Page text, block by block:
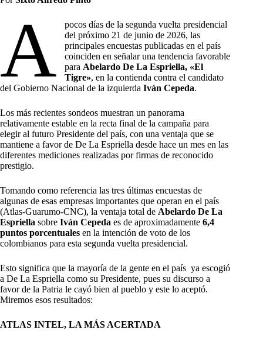
A
pocos días de la segunda vuelta presidencial
del próximo 21 de junio de 2026, las
principales encuestas publicadas en el país
coinciden en señalar una tendencia favorable
para Abelardo De La Espriella, «El
Tigre», en la contienda contra el candidato
del Gobierno Nacional de la izquierda Iván Cepeda.
Los más recientes sondeos muestran un panorama
relativamente estable en la recta final de la campaña para
elegir al futuro Presidente del país, con una ventaja que se
mantiene a favor de De La Espriella desde hace un mes en las
diferentes mediciones realizadas por firmas de reconocido
prestigio.
Tomando como referencia las tres últimas encuestas de
algunas de esas empresas importantes que operan en el país
(Atlas-Guarumo-CNC), la ventaja total de Abelardo De La
Espriella sobre Iván Cepeda es de aproximadamente 6,4
puntos porcentuales en la intención de voto de los
colombianos para esta segunda vuelta presidencial.
Esto significa que la mayoría de la gente en el país ya escogió
a De La Espriella como su Presidente, pues su discurso a
favor de la Patria le cayó bien al pueblo y este lo aceptó.
Miremos esos resultados:
ATLAS INTEL, LA MÁS ACERTADA